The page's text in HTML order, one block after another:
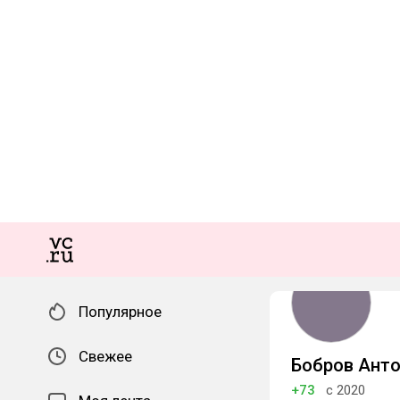
Популярное
Свежее Бобров
+73 с 2020